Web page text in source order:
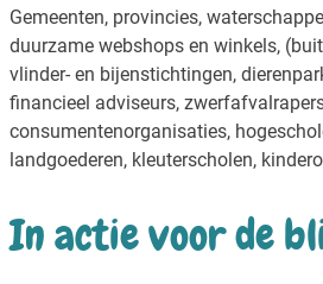
Gemeenten, provincies,
duurzame webshops en winkels,
vlinder- en bijenstichtingen,
financieel adviseurs,
consumentenorganisaties,
landgoederen, kleuterscholen,
In actie voor de